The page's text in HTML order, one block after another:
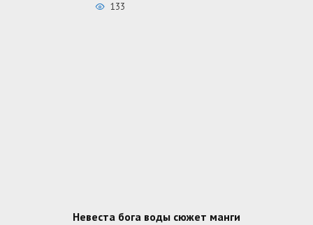
133
Невеста бога воды сюжет манги